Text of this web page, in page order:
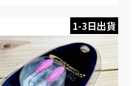
1-3日出貨